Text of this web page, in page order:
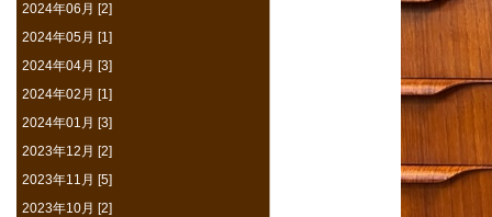
2024年06月 [2]
2024年05月 [1]
2024年04月 [3]
2024年02月 [1]
2024年01月 [3]
2023年12月 [2]
2023年11月 [5]
2023年10月 [2]